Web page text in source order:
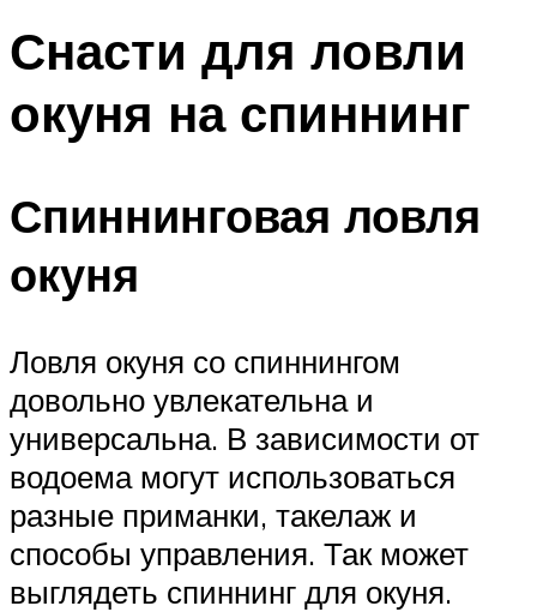
Снасти для ловли
окуня на спиннинг
Спиннинговая ловля
окуня
Ловля окуня со спиннингом
довольно увлекательна и
универсальна. В зависимости от
водоема могут использоваться
разные приманки, такелаж и
способы управления. Так может
выглядеть спиннинг для окуня.